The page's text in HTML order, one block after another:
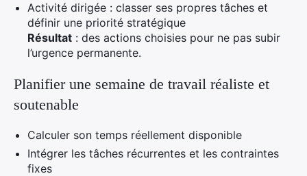
Activité dirigée : classer ses propres tâches et
définir une priorité stratégique
Résultat : des actions choisies pour ne pas subir
l’urgence permanente.
Planifier une semaine de travail réaliste et
soutenable
Calculer son temps réellement disponible
Intégrer les tâches récurrentes et les contraintes
fixes